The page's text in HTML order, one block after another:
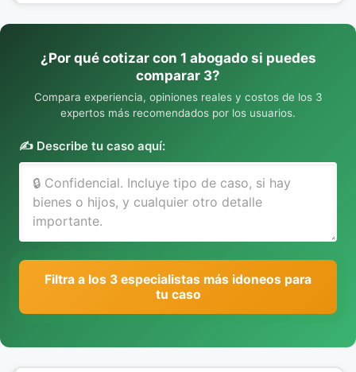
¿Por qué cotizar con 1 abogado si puedes
comparar 3?
Compara experiencia, opiniones reales y costos de los 3
expertos más recomendados por los usuarios.
✍️ Describe tu caso aquí:
Filtra a los 3 especialistas más idoneos para
tu caso